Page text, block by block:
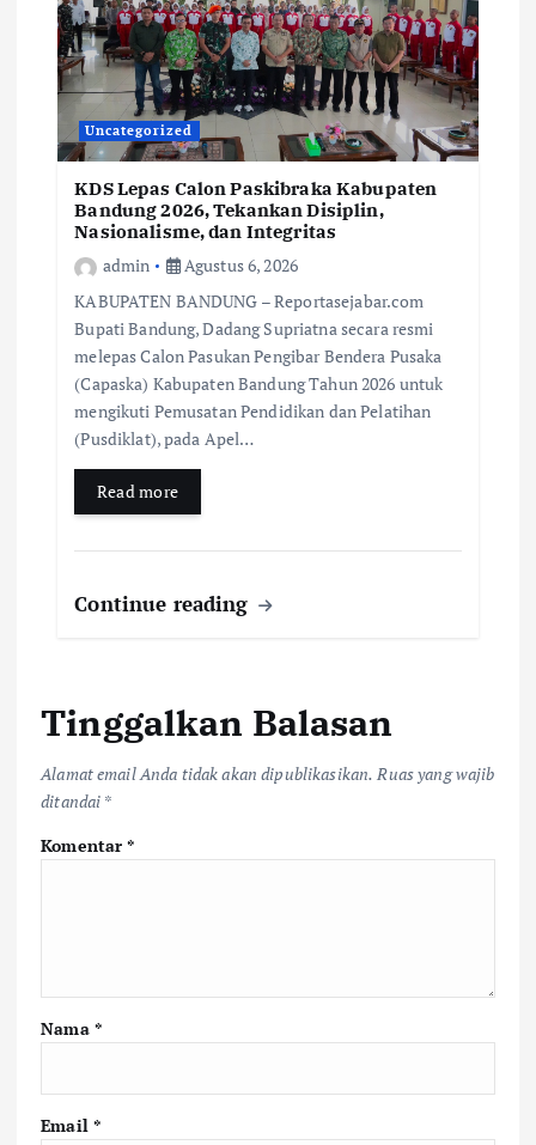
Uncategorized
KDS Lepas Calon Paskibraka Kabupaten
Bandung 2026, Tekankan Disiplin,
Nasionalisme, dan Integritas
admin
Agustus 6, 2026
KABUPATEN BANDUNG – Reportasejabar.com
Bupati Bandung, Dadang Supriatna secara resmi
melepas Calon Pasukan Pengibar Bendera Pusaka
(Capaska) Kabupaten Bandung Tahun 2026 untuk
mengikuti Pemusatan Pendidikan dan Pelatihan
(Pusdiklat), pada Apel…
Read more
Continue reading
Tinggalkan Balasan
Alamat email Anda tidak akan dipublikasikan. Ruas yang wajib
ditandai *
Komentar*
Nama *
Email *